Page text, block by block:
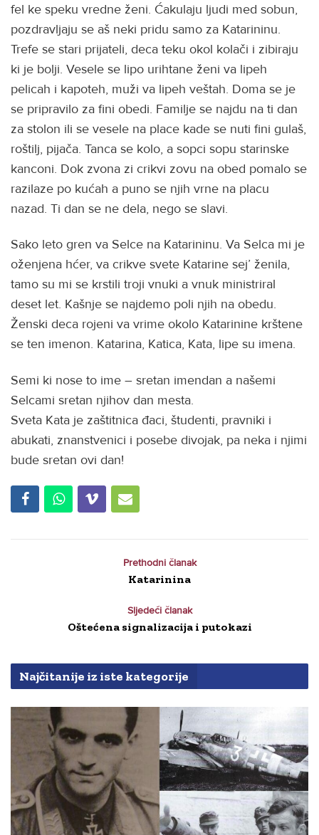
fel ke speku vredne ženi. Ćakulaju ljudi med sobun,
pozdravljaju se aš neki pridu samo za Katarininu.
Trefe se stari prijateli, deca teku okol kolači i zibiraju
ki je bolji. Vesele se lipo urihtane ženi va lipeh
pelicah i kapoteh, muži va lipeh veštah. Doma se je
se pripravilo za fini obedi. Familje se najdu na ti dan
za stolon ili se vesele na place kade se nuti fini gulaš,
roštilj, pijača. Tanca se kolo, a sopci sopu starinske
kanconi. Dok zvona zi crikvi zovu na obed pomalo se
razilaze po kućah a puno se njih vrne na placu
nazad. Ti dan se ne dela, nego se slavi.
Sako leto gren va Selce na Katarininu. Va Selca mi je
oženjena hćer, va crikve svete Katarine sej’ ženila,
tamo su mi se krstili troji vnuki a vnuk ministriral
deset let. Kašnje se najdemo poli njih na obedu.
Ženski deca rojeni va vrime okolo Katarinine krštene
se ten imenon. Katarina, Katica, Kata, lipe su imena.
Semi ki nose to ime – sretan imendan a našemi
Selcami sretan njihov dan mesta.
Sveta Kata je zaštitnica đaci, študenti, pravniki i
abukati, znanstvenici i posebe divojak, pa neka i njimi
bude sretan ovi dan!
Prethodni članak
Katarinina
Sljedeći članak
Oštećena signalizacija i putokazi
Najčitanije iz iste kategorije